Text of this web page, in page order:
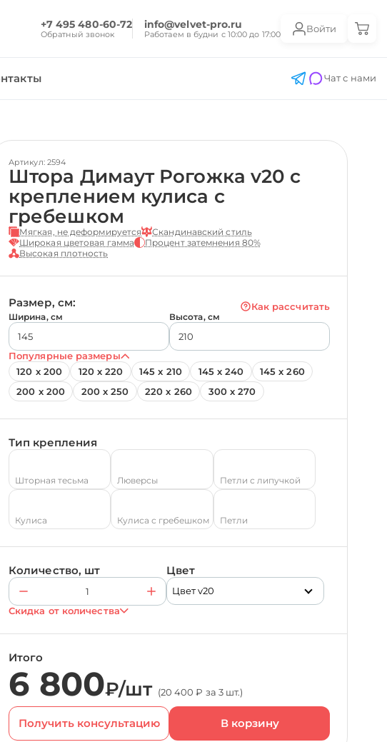
+7 495 480-60-72
Обратный звонок
info@velvet-pro.ru
Работаем в будни с 10:00 до 17:00
Войти
Чат с нами
Артикул: 2594
Штора Димаут Рогожка v20 с
креплением кулиса с
гребешком
Мягкая, не деформируется
Скандинавский стиль
Широкая цветовая гамма
Процент затемнения 80%
Высокая плотность
Размер, см: Как рассчитать
Ширина, см Высота, см
Популярные размеры
120 х 200
120 х 220 145 х 210 145 х 240
145 х 260
200 х 200
200 х 250 220 х 260 300 х 270
Тип крепления
Шторная тесьма Люверсы Петли с липучкой
Кулиса Кулиса с гребешком Петли
Количество, шт Цвет
Цвет v20
Скидка от количества
Итого
6 800₽/шт (20 400 ₽ за 3 шт.)
Получить консультацию